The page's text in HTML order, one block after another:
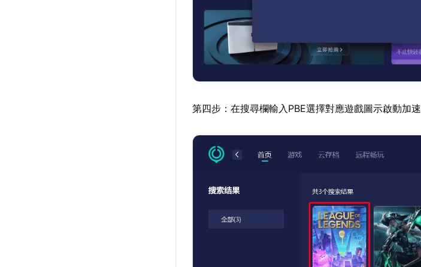
第四步：在搜尋欄輸入PBE選擇對應遊戲圖示啟動加速